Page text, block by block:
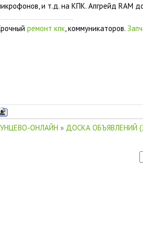
и т.д. на КПК. Апгрейд RAM
ремонт кпк , коммуникаторов.
ОНЛАЙН » ДОСКА ОБЪЯВЛЕНИЙ